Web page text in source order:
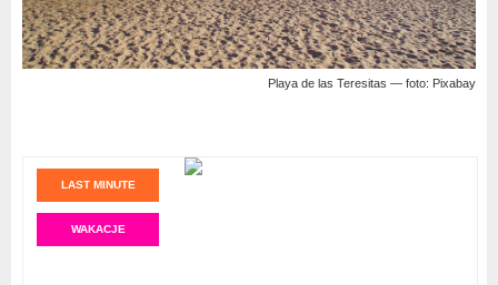
Playa de las Teresitas — foto: Pixabay
LAST MINUTE
WAKACJE